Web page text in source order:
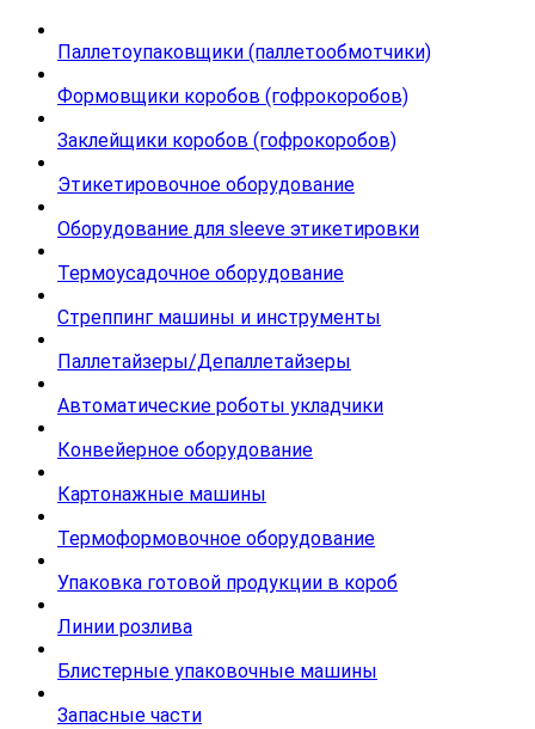
Паллетоупаковщики (паллетообмотчики)
Формовщики коробов (гофрокоробов)
Заклейщики коробов (гофрокоробов)
Этикетировочное оборудование
Оборудование для sleeve этикетировки
Термоусадочное оборудование
Стреппинг машины и инструменты
Паллетайзеры/Депаллетайзеры
Автоматические роботы укладчики
Конвейерное оборудование
Картонажные машины
Термоформовочное оборудование
Упаковка готовой продукции в короб
Линии розлива
Блистерные упаковочные машины
Запасные части